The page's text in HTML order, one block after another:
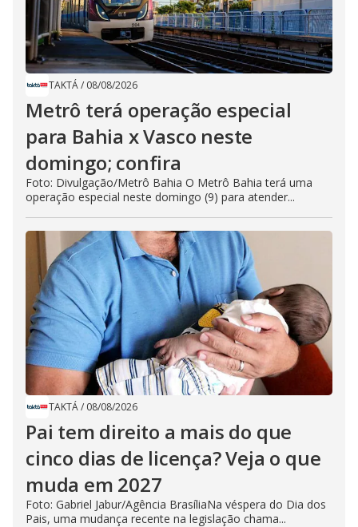
TAKTÁ/ 08/08/2026
Metrô terá operação especial
para Bahia x Vasco neste
domingo; confira
Foto: Divulgação/Metrô Bahia O Metrô Bahia terá uma
operação especial neste domingo (9) para atender...
TAKTÁ/ 08/08/2026
Pai tem direito a mais do que
cinco dias de licença? Veja o que
muda em 2027
Foto: Gabriel Jabur/Agência BrasíliaNa véspera do Dia dos
Pais, uma mudança recente na legislação chama...